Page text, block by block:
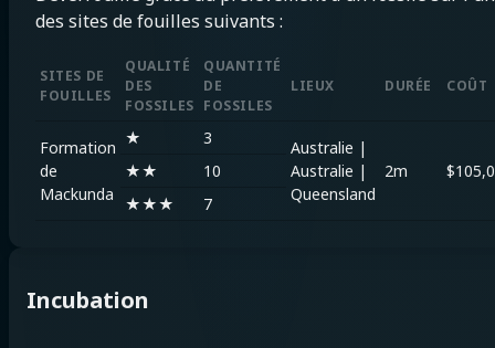
des sites de fouilles suivants :
SITES DE
FOUILLES
QUALITÉ
DES
FOSSILES
QUANTITÉ
DE
FOSSILES
LIEUX DURÉE COÛT
Formation
de
Mackunda
★ 3 Australie |
Australie |
Queensland
2m $
★★
10
★★★
7
Incubation